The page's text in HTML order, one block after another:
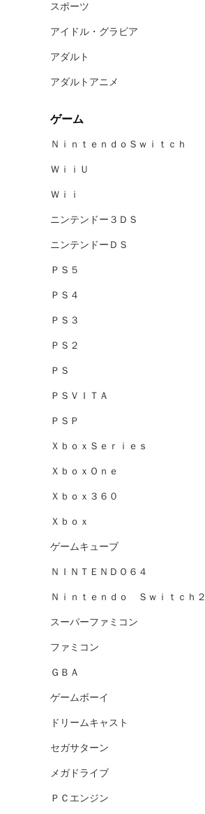
スポーツ
アイドル・グラビア
アダルト
アダルトアニメ
ゲーム
ＮｉｎｔｅｎｄｏＳｗｉｔｃｈ
ＷｉｉＵ
Ｗｉｉ
ニンテンドー３ＤＳ
ニンテンドーＤＳ
ＰＳ５
ＰＳ４
ＰＳ３
ＰＳ２
ＰＳ
ＰＳＶＩＴＡ
ＰＳＰ
ＸｂｏｘＳｅｒｉｅｓ
ＸｂｏｘＯｎｅ
Ｘｂｏｘ３６０
Ｘｂｏｘ
ゲームキューブ
ＮＩＮＴＥＮＤＯ６４
Ｎｉｎｔｅｎｄｏ Ｓｗｉｔｃｈ２
スーパーファミコン
ファミコン
ＧＢＡ
ゲームボーイ
ドリームキャスト
セガサターン
メガドライブ
ＰＣエンジン